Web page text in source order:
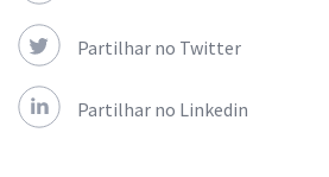
Partilhar no Twitter
Partilhar no Linkedin